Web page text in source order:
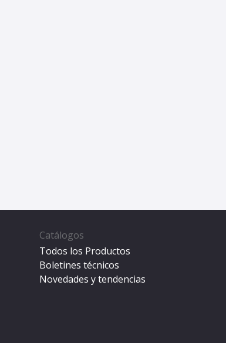
Catálogos
Todos los Productos
Boletines técnicos
Novedades y tendencias